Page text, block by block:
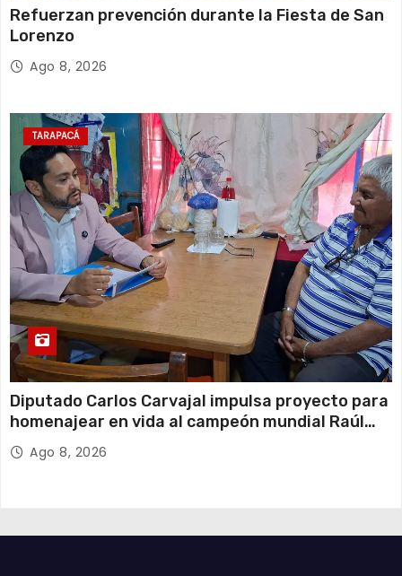
Refuerzan prevención durante la Fiesta de San
Lorenzo
Ago 8, 2026
TARAPACÁ
Diputado Carlos Carvajal impulsa proyecto para
homenajear en vida al campeón mundial Raúl
Choque
Ago 8, 2026